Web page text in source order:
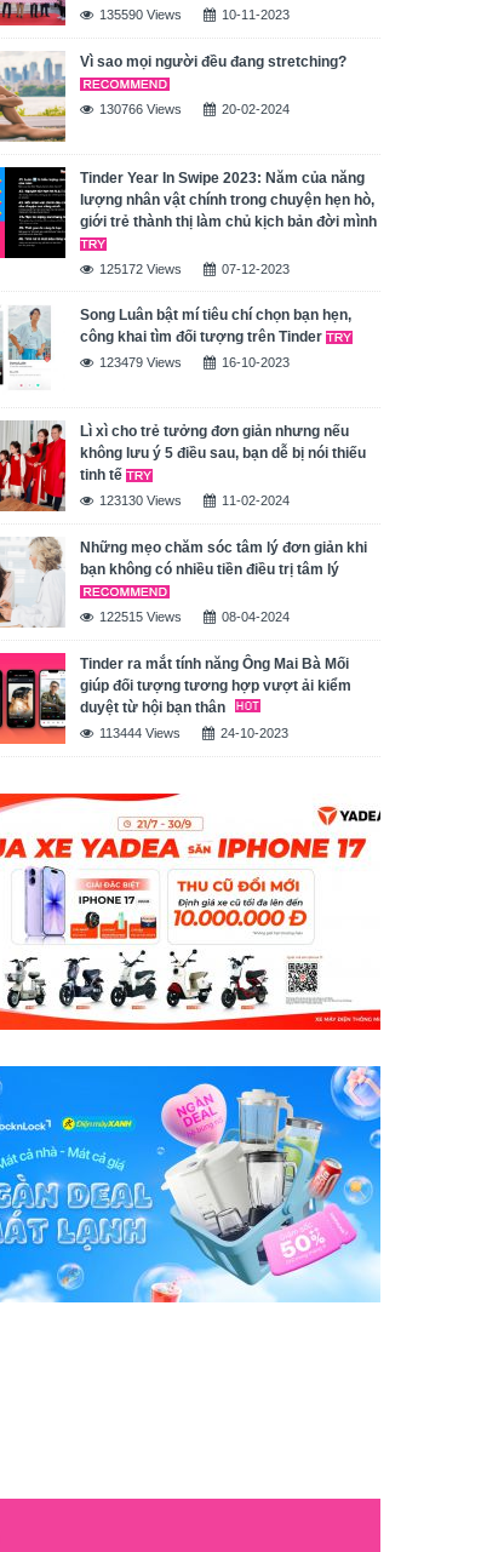
135590 Views 10-11-2023
Vì sao mọi người đều đang stretching?
130766 Views 20-02-2024
Tinder Year In Swipe 2023: Năm của năng
lượng nhân vật chính trong chuyện hẹn hò,
giới trẻ thành thị làm chủ kịch bản đời mình
125172 Views 07-12-2023
Song Luân bật mí tiêu chí chọn bạn hẹn,
công khai tìm đối tượng trên Tinder
123479 Views 16-10-2023
Lì xì cho trẻ tưởng đơn giản nhưng nếu
không lưu ý 5 điều sau, bạn dễ bị nói thiếu
tinh tế
123130 Views 11-02-2024
Những mẹo chăm sóc tâm lý đơn giản khi
bạn không có nhiều tiền điều trị tâm lý
122515 Views 08-04-2024
Tinder ra mắt tính năng Ông Mai Bà Mối
giúp đối tượng tương hợp vượt ải kiểm
duyệt từ hội bạn thân
113444 Views 24-10-2023